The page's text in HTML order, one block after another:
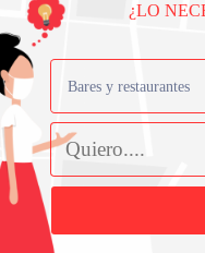
¿LO
Bares y restaurantes